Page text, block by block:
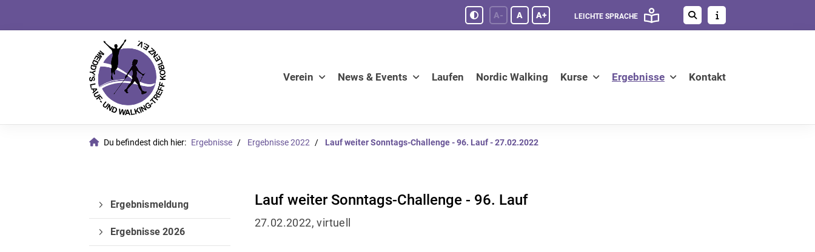
A- A A+ LEICHTE SPRACHE
Verein News & Events Laufen Nordic Walking Kurse Ergebnisse Kontakt
Du befindest dich hier: Ergebnisse Ergebnisse 2022 Lauf weiter Sonntags-Challenge - 96. Lauf - 27.02.2022
Lauf weiter Sonntags-Challenge - 96. Lauf
27.02.2022, virtuell
Ergebnismeldung
Ergebnisse 2026